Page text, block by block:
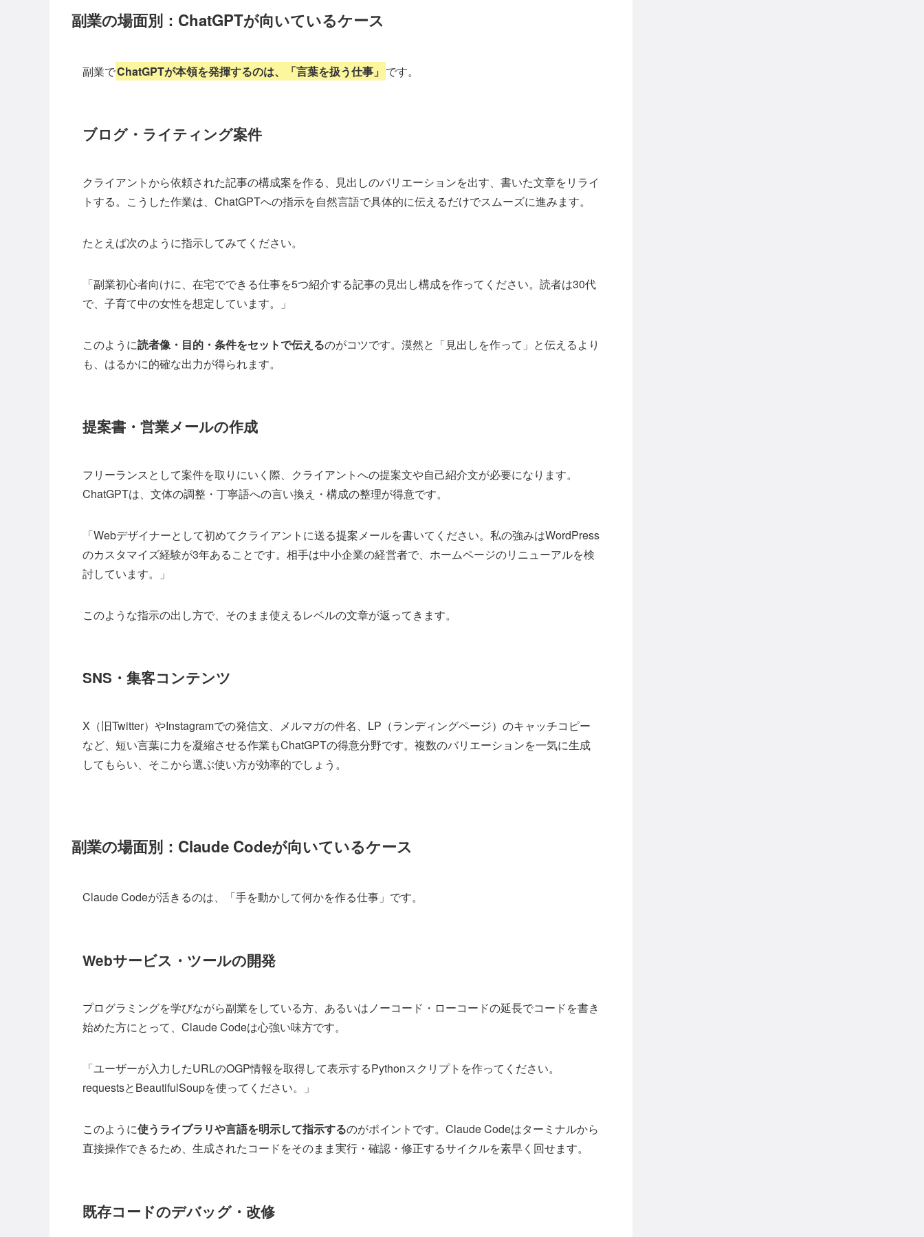
副業の場面別：ChatGPTが向いているケース
副業でChatGPTが本領を発揮するのは、「言葉を扱う仕事」 です。
ブログ・ライティング案件
クライアントから依頼された記事の構成案を作る、見出しのバリエーションを出す、書いた文章をリライ
トする。こうした作業は、ChatGPTへの指示を自然言語で具体的に伝えるだけでスムーズに進みます。
たとえば次のように指示してみてください。
「副業初心者向けに、在宅でできる仕事を5つ紹介する記事の見出し構成を作ってください。読者は30代
で、子育て中の女性を想定しています。」
このように読者像・目的・条件をセットで伝えるのがコツです。漠然と「見出しを作って」と伝えるより
も、はるかに的確な出力が得られます。
提案書・営業メールの作成
フリーランスとして案件を取りにいく際、クライアントへの提案文や自己紹介文が必要になります。
ChatGPTは、文体の調整・丁寧語への言い換え・構成の整理が得意です。
「Webデザイナーとして初めてクライアントに送る提案メールを書いてください。私の強みはWordPress
のカスタマイズ経験が3年あることです。相手は中小企業の経営者で、ホームページのリニューアルを検
討しています。」
このような指示の出し方で、そのまま使えるレベルの文章が返ってきます。
SNS・集客コンテンツ
X（旧Twitter）やInstagramでの発信文、メルマガの件名、LP（ランディングページ）のキャッチコピー
など、短い言葉に力を凝縮させる作業もChatGPTの得意分野です。複数のバリエーションを一気に生成
してもらい、そこから選ぶ使い方が効率的でしょう。
副業の場面別：Claude Codeが向いているケース
Claude Codeが活きるのは、「手を動かして何かを作る仕事」です。
Webサービス・ツールの開発
プログラミングを学びながら副業をしている方、あるいはノーコード・ローコードの延長でコードを書き
始めた方にとって、Claude Codeは心強い味方です。
「ユーザーが入力したURLのOGP情報を取得して表示するPythonスクリプトを作ってください。
requestsとBeautifulSoupを使ってください。」
このように使うライブラリや言語を明示して指示するのがポイントです。Claude Codeはターミナルから
直接操作できるため、生成されたコードをそのまま実行・確認・修正するサイクルを素早く回せます。
既存コードのデバッグ・改修